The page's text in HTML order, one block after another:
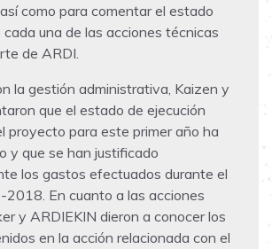
como para comentar el estado
una de las acciones técnicas
de ARDI.
la gestión administrativa, Kaizen y
que el estado de ejecución
proyecto para este primer año ha
y que se han justificado
los gastos efectuados durante el
En cuanto a las acciones
y ARDIEKIN dieron a conocer los
en la acción relacionada con el